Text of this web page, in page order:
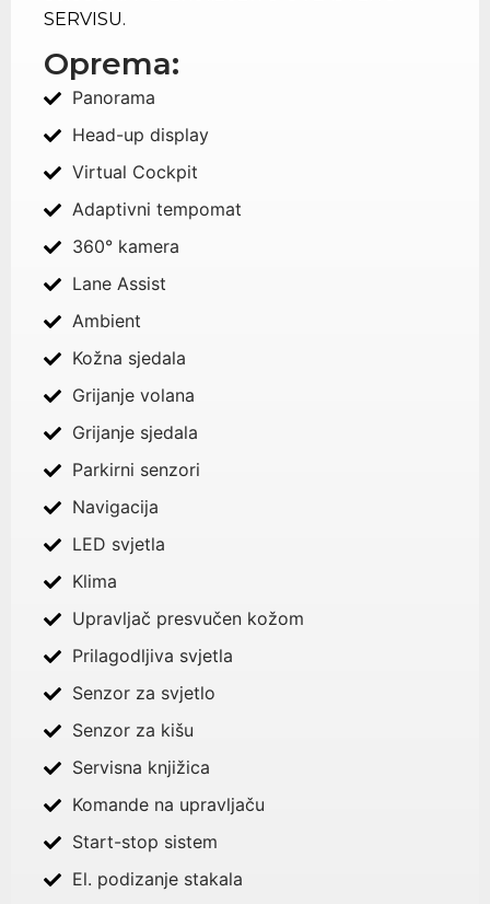
SERVISU.
Oprema:
Panorama
Head-up display
Virtual Cockpit
Adaptivni tempomat
360° kamera
Lane Assist
Ambient
Kožna sjedala
Grijanje volana
Grijanje sjedala
Parkirni senzori
Navigacija
LED svjetla
Klima
Upravljač presvučen kožom
Prilagodljiva svjetla
Senzor za svjetlo
Senzor za kišu
Servisna knjižica
Komande na upravljaču
Start-stop sistem
El. podizanje stakala